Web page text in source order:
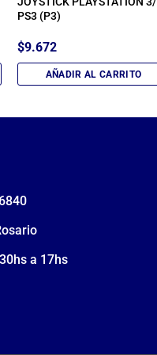
PS3 (P3)
$9.672
AÑADIR AL CARRITO
a 17hs